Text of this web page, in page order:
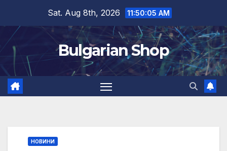
content
Sat. Aug 8th, 2026 11:50:05 AM
Bulgarian Shop
НОВИНИ